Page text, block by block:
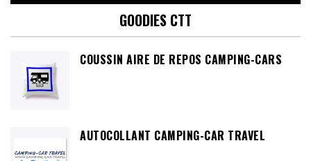
GOODIES CTT
COUSSIN AIRE DE REPOS CAMPING-CARS
AUTOCOLLANT CAMPING-CAR TRAVEL